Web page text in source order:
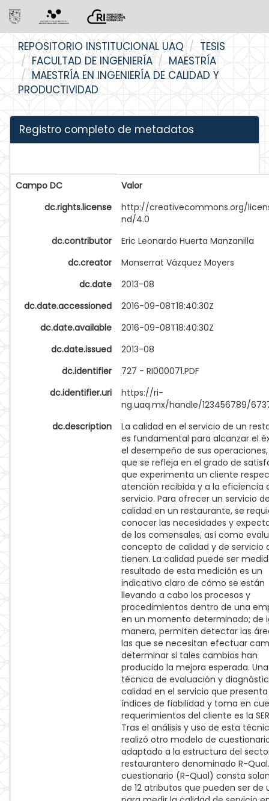
navigation
REPOSITORIO INSTITUCIONAL UAQ
TESIS
FACULTAD DE INGENIERÍA
MAESTRÍA
MAESTRÍA EN INGENIERÍA DE CALIDAD Y
PRODUCTIVIDAD
Registro completo de metadatos
Campo DC
Valor
dc.rights.license
http://creativecommons.org/
nd/4.0
dc.contributor
Eric Leonardo Huerta Manzanilla
dc.creator
Monserrat Vázquez Moyers
dc.date
2013-08
dc.date.accessioned
2016-09-08T18:40:30Z
dc.date.available
2016-09-08T18:40:30Z
dc.date.issued
2013-08
dc.identifier
727 - RI000071.PDF
dc.identifier.uri
https://ri-
ng.uaq.mx/handle/123456789/
dc.description
La calidad en el servicio de un
es fundamental para alcanzar el
el desempeño de sus
que se refleja en el grado de
que experimenta un cliente
atención recibida y a la eficiencia
servicio. Para ofrecer un servicio
calidad en un restaurante, se
conocer las necesidades y
de los comensales, así como
concepto de calidad y de servicio
tienen. La calidad puede ser
resultado de esta medición es un
indicativo claro de cómo se están
llevando a cabo los procesos y
procedimientos dentro de una
en un momento determinado; de
manera, permiten detectar las
las que se necesitan efectuar
determinar si tales cambios han
producido la mejora esperada. Una
técnica de evaluación y
calidad en el servicio que
índices de fiabilidad y toma en
requerimientos del cliente es la
Tras el análisis y uso de esta
realizó otro modelo de
adaptado a la estructura del
restaurantero denominado R-
cuestionario (R-Qual) consta
de 12 atributos que pueden ser de